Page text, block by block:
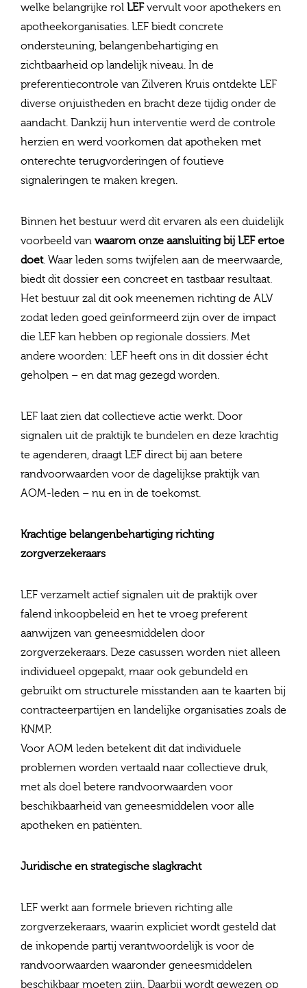
welke belangrijke rol LEFvervult voor apothekers en
apotheekorganisaties. LEF biedt concrete
ondersteuning, belangenbehartiging en
zichtbaarheid op landelijk niveau. In de
preferentiecontrole van Zilveren Kruis ontdekte LEF
diverse onjuistheden en bracht deze tijdig onder de
aandacht. Dankzij hun interventie werd de controle
herzien en werd voorkomen dat apotheken met
onterechte terugvorderingen of foutieve
signaleringen te maken kregen.
Binnen het bestuur werd dit ervaren als een duidelijk
voorbeeld van waarom onze aansluiting bij LEF ertoe
doet. Waar leden soms twijfelen aan de meerwaarde,
biedt dit dossier een concreet en tastbaar resultaat.
Het bestuur zal dit ook meenemen richting de ALV
zodat leden goed geïnformeerd zijn over de impact
die LEF kan hebben op regionale dossiers. Met
andere woorden: LEF heeft ons in dit dossier écht
geholpen – en dat mag gezegd worden.
LEF laat zien dat collectieve actie werkt. Door
signalen uit de praktijk te bundelen en deze krachtig
te agenderen, draagt LEF direct bij aan betere
randvoorwaarden voor de dagelijkse praktijk van
AOM‑leden – nu en in de toekomst.
Krachtige belangenbehartiging richting
zorgverzekeraars
LEF verzamelt actief signalen uit de praktijk over
falend inkoopbeleid en het te vroeg preferent
aanwijzen van geneesmiddelen door
zorgverzekeraars. Deze casussen worden niet alleen
individueel opgepakt, maar ook gebundeld en
gebruikt om structurele misstanden aan te kaarten bij
contracteerpartijen en landelijke organisaties zoals de
KNMP.
Voor AOM leden betekent dit dat individuele
problemen worden vertaald naar collectieve druk,
met als doel betere randvoorwaarden voor
beschikbaarheid van geneesmiddelen voor alle
apotheken en patiënten.
Juridische en strategische slagkracht
LEF werkt aan formele brieven richting alle
zorgverzekeraars, waarin expliciet wordt gesteld dat
de inkopende partij verantwoordelijk is voor de
randvoorwaarden waaronder geneesmiddelen
beschikbaar moeten zijn. Daarbij wordt gewezen op